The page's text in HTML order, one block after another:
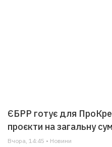
ЄБРР готує для
проєкти на загальну
Вчора, 14:45 • Новини